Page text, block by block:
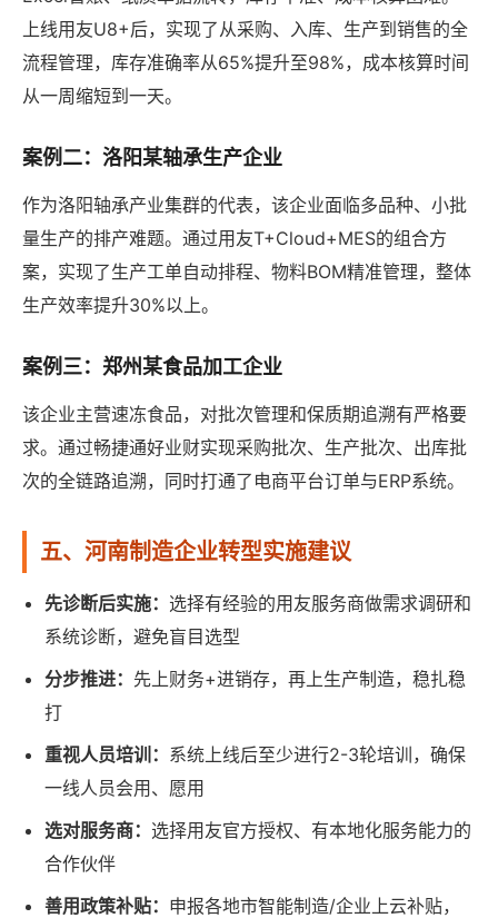
上线用友U8+后，实现了从采购、入库、生产到销售的全
流程管理，库存准确率从65%提升至98%，成本核算时间
从一周缩短到一天。
案例二：洛阳某轴承生产企业
作为洛阳轴承产业集群的代表，该企业面临多品种、小批
量生产的排产难题。通过用友T+Cloud+MES的组合方
案，实现了生产工单自动排程、物料BOM精准管理，整体
生产效率提升30%以上。
案例三：郑州某食品加工企业
该企业主营速冻食品，对批次管理和保质期追溯有严格要
求。通过畅捷通好业财实现采购批次、生产批次、出库批
次的全链路追溯，同时打通了电商平台订单与ERP系统。
五、河南制造企业转型实施建议
先诊断后实施： 选择有经验的用友服务商做需求调研和
系统诊断，避免盲目选型
分步推进： 先上财务+进销存，再上生产制造，稳扎稳
打
重视人员培训： 系统上线后至少进行2-3轮培训，确保
一线人员会用、愿用
选对服务商： 选择用友官方授权、有本地化服务能力的
合作伙伴
善用政策补贴： 申报各地市智能制造/企业上云补贴，